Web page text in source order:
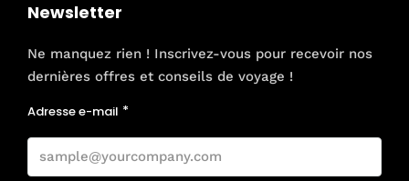
Newsletter
Ne manquez rien ! Inscrivez-vous pour recevoir nos
dernières offres et conseils de voyage !
Adresse e-mail